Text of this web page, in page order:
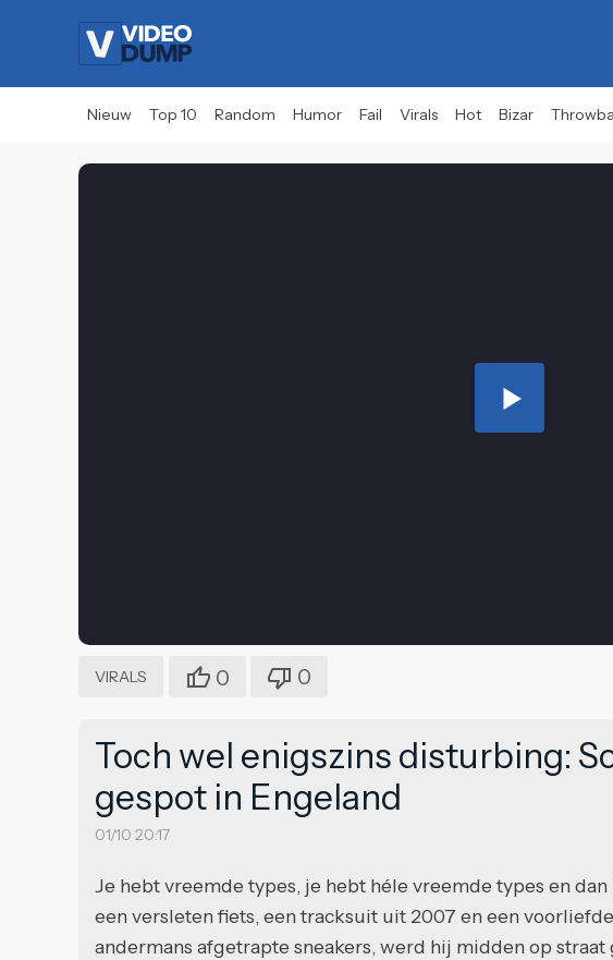
Nieuw Top 10 Random Humor Fail Virals Hot Bizar
Play
VIRALS 0 0
Toch wel enigszins disturbing:
gespot in Engeland
01/10 20:17
Je hebt vreemde types, je hebt héle vreemde types en
een versleten fiets, een tracksuit uit 2007 en een
andermans afgetrapte sneakers, werd hij midden op